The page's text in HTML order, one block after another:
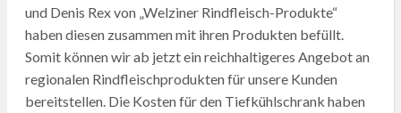
und Denis Rex von „Welziner Rindfleisch-Produkte“
haben diesen zusammen mit ihren Produkten befüllt.
Somit können wir ab jetzt ein reichhaltigeres Angebot an
regionalen Rindfleischprodukten für unsere Kunden
bereitstellen. Die Kosten für den Tiefkühlschrank haben